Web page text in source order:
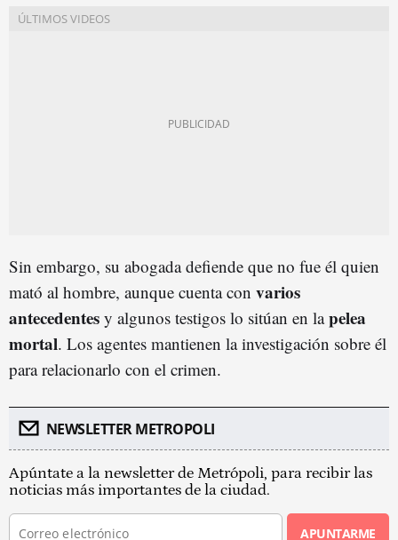
Sin embargo, su abogada defiende que no fue él quien
mató al hombre, aunque cuenta con varios
antecedentes y algunos testigos lo sitúan en lapelea
mortal. Los agentes mantienen la investigación sobre él
para relacionarlo con el crimen.
NEWSLETTER METROPOLI
Apúntate a la newsletter de Metrópoli, para recibir las
noticias más importantes de la ciudad.
APUNTARME